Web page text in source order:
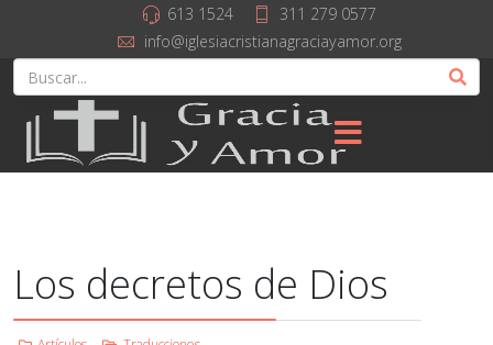
613 1524
311 279 0577
info@iglesiacristianagraciayamor.org
Los decretos de Dios